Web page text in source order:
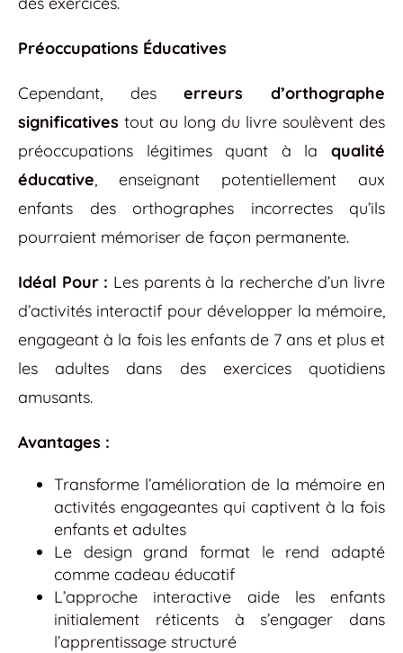
Préoccupations Éducatives
Cependant, deserreurs d’orthographe
significatives tout au long du livre soulèvent des
préoccupations légitimes quant à la qualité
éducative, enseignant potentiellement aux
enfants des orthographes incorrectes qu’ils
pourraient mémoriser de façon permanente.
Idéal Pour : Les parents à la recherche d’un livre
d’activités interactif pour développer la mémoire,
engageant à la fois les enfants de 7 ans et plus et
les adultes dans des exercices quotidiens
amusants.
Avantages :
Transforme l’amélioration de la mémoire en
activités engageantes qui captivent à la fois
enfants et adultes
Le design grand format le rend adapté
comme cadeau éducatif
L’approche interactive aide les enfants
initialement réticents à s’engager dans
l’apprentissage structuré